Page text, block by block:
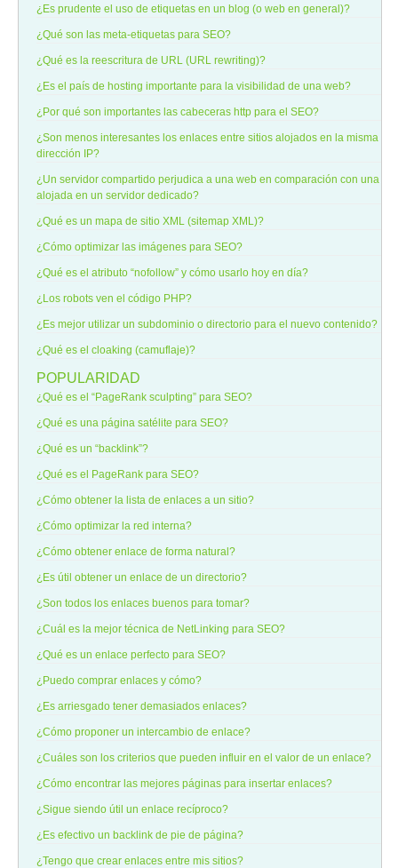
¿Es prudente el uso de etiquetas en un blog (o web en general)?
¿Qué son las meta-etiquetas para SEO?
¿Qué es la reescritura de URL (URL rewriting)?
¿Es el país de hosting importante para la visibilidad de una web?
¿Por qué son importantes las cabeceras http para el SEO?
¿Son menos interesantes los enlaces entre sitios alojados en la misma
dirección IP?
¿Un servidor compartido perjudica a una web en comparación con una
alojada en un servidor dedicado?
¿Qué es un mapa de sitio XML (sitemap XML)?
¿Cómo optimizar las imágenes para SEO?
¿Qué es el atributo “nofollow” y cómo usarlo hoy en día?
¿Los robots ven el código PHP?
¿Es mejor utilizar un subdominio o directorio para el nuevo contenido?
¿Qué es el cloaking (camuflaje)?
POPULARIDAD
¿Qué es el “PageRank sculpting” para SEO?
¿Qué es una página satélite para SEO?
¿Qué es un “backlink”?
¿Qué es el PageRank para SEO?
¿Cómo obtener la lista de enlaces a un sitio?
¿Cómo optimizar la red interna?
¿Cómo obtener enlace de forma natural?
¿Es útil obtener un enlace de un directorio?
¿Son todos los enlaces buenos para tomar?
¿Cuál es la mejor técnica de NetLinking para SEO?
¿Qué es un enlace perfecto para SEO?
¿Puedo comprar enlaces y cómo?
¿Es arriesgado tener demasiados enlaces?
¿Cómo proponer un intercambio de enlace?
¿Cuáles son los criterios que pueden influir en el valor de un enlace?
¿Cómo encontrar las mejores páginas para insertar enlaces?
¿Sigue siendo útil un enlace recíproco?
¿Es efectivo un backlink de pie de página?
¿Tengo que crear enlaces entre mis sitios?